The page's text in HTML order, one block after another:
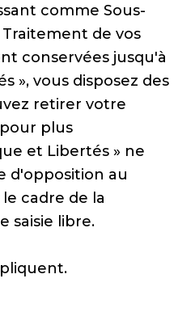
comme Sous-
de vos
conservées jusqu'à
», vous disposez des
retirer votre
pour plus
et Libertés » ne
d'opposition au
le cadre de la
saisie libre.